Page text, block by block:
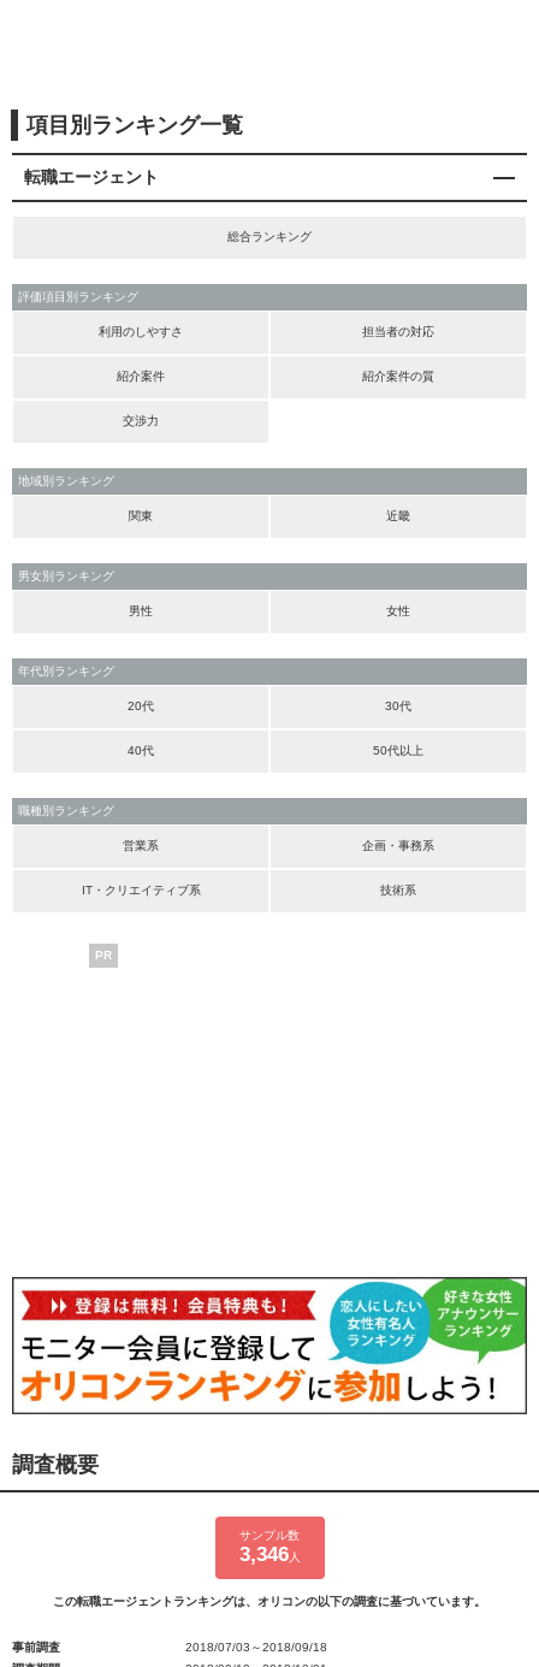
項目別ランキング一覧
転職エージェント
総合ランキング
評価項目別ランキング
利用のしやすさ 担当者の対応
紹介案件 紹介案件の質
交渉力
地域別ランキング
関東 近畿
男女別ランキング
男性 女性
年代別ランキング
20代 30代
40代 50代以上
職種別ランキング
営業系 企画・事務系
IT・クリエイティブ系 技術系
PR
調査概要
サンプル数
3,346人
この転職エージェントランキングは、オリコンの以下の調査に基づいています。
事前調査
2018/07/03～2018/09/18